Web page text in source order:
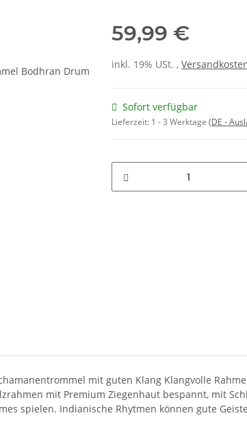
59,99 €
inkl. 19% USt. ,
Sofort verfügbar
Lieferzeit: 1 - 3 Werktage (DE -
mit guten Klang Klangvolle
mit Premium Ziegenhaut bespannt, mit
spielen. Indianische Rhytmen können gute